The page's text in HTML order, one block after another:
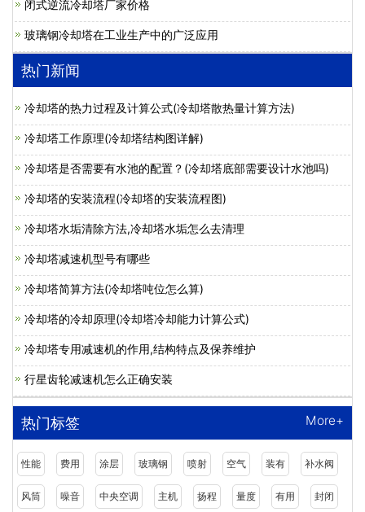
闭式逆流冷却塔厂家价格
玻璃钢冷却塔在工业生产中的广泛应用
热门新闻
冷却塔的热力过程及计算公式(冷却塔散热量计算方法)
冷却塔工作原理(冷却塔结构图详解)
冷却塔是否需要有水池的配置？(冷却塔底部需要设计水池吗)
冷却塔的安装流程(冷却塔的安装流程图)
冷却塔水垢清除方法,冷却塔水垢怎么去清理
冷却塔减速机型号有哪些
冷却塔简算方法(冷却塔吨位怎么算)
冷却塔的冷却原理(冷却塔冷却能力计算公式)
冷却塔专用减速机的作用,结构特点及保养维护
行星齿轮减速机怎么正确安装
热门标签 More+
性能 费用 涂层 玻璃钢 喷射 空气 装有 补水阀
风筒 噪音 中央空调 主机 扬程 量度 有用 封闭